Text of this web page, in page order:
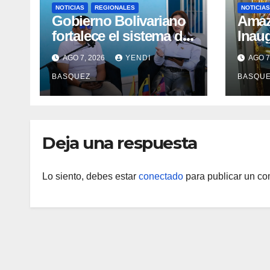
NOTICIAS REGIONALES
Gobierno Bolivariano
fortalece el sistema de
salud en Aragua con la
reinauguración del CDI
La Mora
AGO 7, 2026 YENDI
BASQUEZ
NOTICIAS
II AGO
Deja una respuesta
Lo siento, debes estar conectado para publicar un